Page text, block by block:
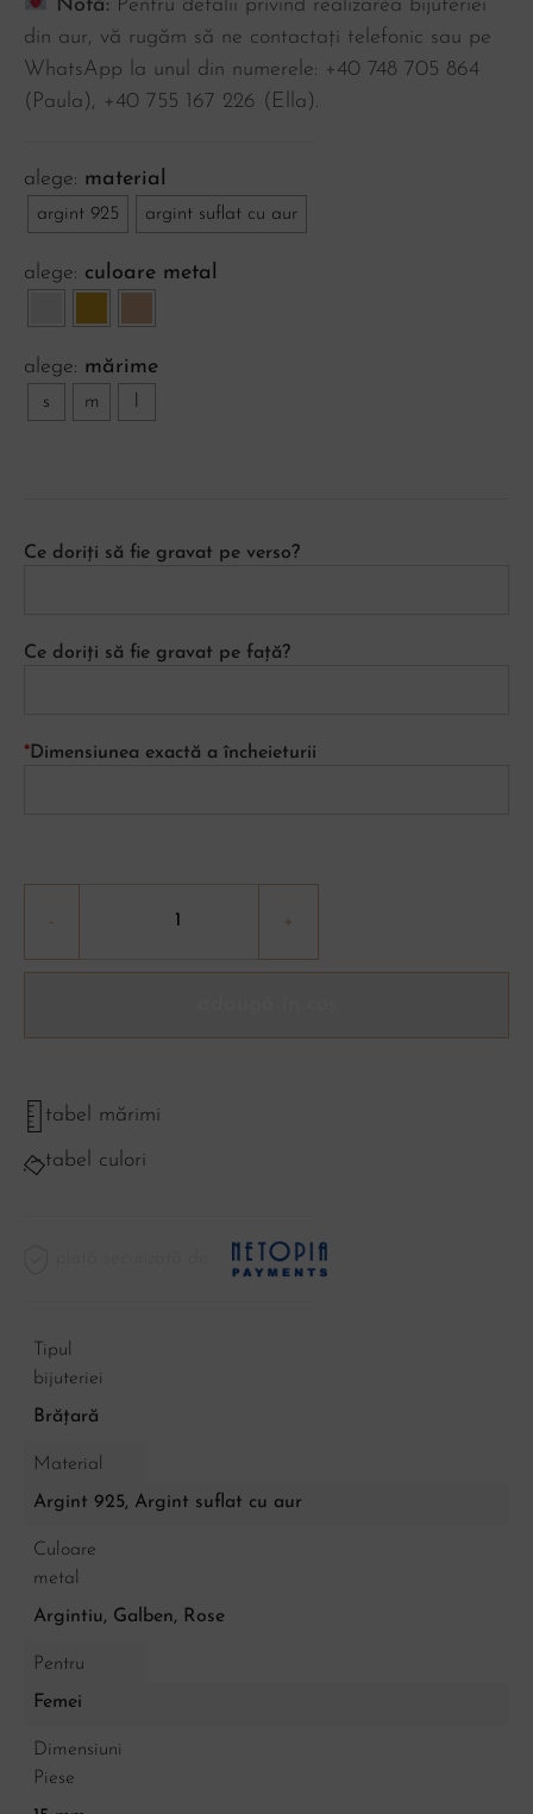
Notă: Pentru detalii privind realizarea bijuteriei
din aur, vă rugăm să ne contactați telefonic sau pe
WhatsApp la unul din numerele: +40 748 705 864
(Paula), ‪+40 755 167 226‬ (Ella).
material
argint 925 argint suflat cu aur
culoare metal
mărime
s m
Ce doriți să fie gravat pe verso?
Ce doriți să fie gravat pe față?
*Dimensiunea exactă a încheieturii
tabel mărimi
tabel culori
Tipul
bijuteriei
Brățară
Material
Argint 925, Argint suflat cu aur
Culoare
metal
Argintiu, Galben, Rose
Pentru
Femei
Dimensiuni
Piese